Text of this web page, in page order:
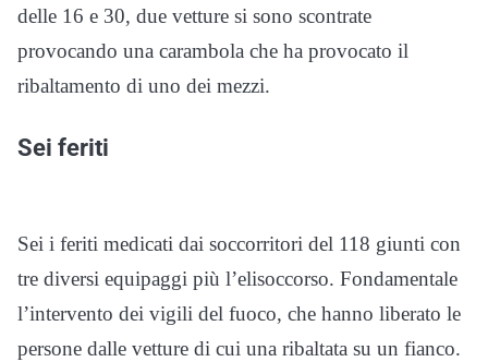
delle 16 e 30, due vetture si sono scontrate
provocando una carambola che ha provocato il
ribaltamento di uno dei mezzi.
Sei feriti
Sei i feriti medicati dai soccorritori del 118 giunti con
tre diversi equipaggi più l’elisoccorso. Fondamentale
l’intervento dei vigili del fuoco, che hanno liberato le
persone dalle vetture di cui una ribaltata su un fianco.